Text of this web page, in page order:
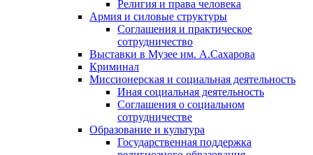
Религия и права человека
Армия и силовые структуры
Соглашения и практическое
сотрудничество
Выставки в Музее им. А.Сахарова
Криминал
Миссионерская и социальная деятельность
Иная социальная деятельность
Соглашения о социальном
сотрудничестве
Образование и культура
Государственная поддержка